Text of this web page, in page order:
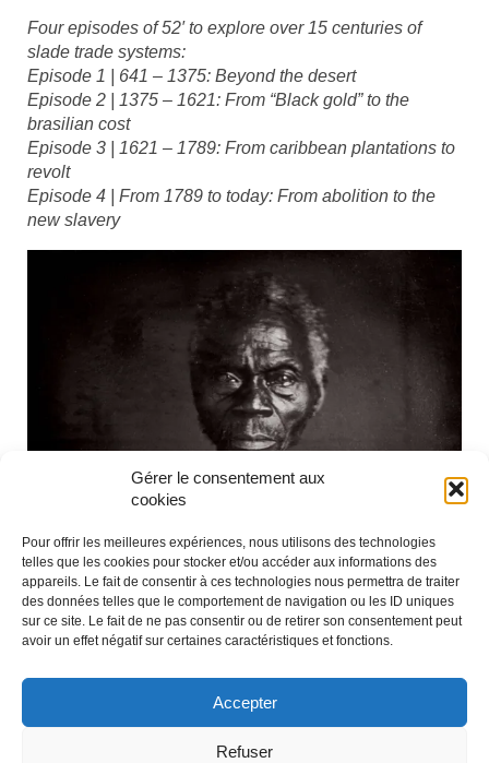
Gérer le consentement aux
cookies
Pour offrir les meilleures expériences, nous utilisons des technologies
telles que les cookies pour stocker et/ou accéder aux informations des
appareils. Le fait de consentir à ces technologies nous permettra de traiter
des données telles que le comportement de navigation ou les ID uniques
sur ce site. Le fait de ne pas consentir ou de retirer son consentement peut
avoir un effet négatif sur certaines caractéristiques et fonctions.
Accepter
Refuser
Four episodes of 52′ to explore over 15 centuries of
slade trade systems:
Episode 1 | 641 – 1375: Beyond the desert
Episode 2 | 1375 – 1621: From “Black gold” to the
brasilian cost
Episode 3 | 1621 – 1789: From caribbean plantations to
revolt
Episode 4 | From 1789 to today: From abolition to the
new slavery
© Compagnie des phares et balises